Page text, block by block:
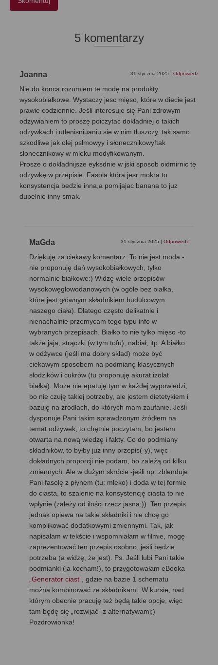
5 komentarzy
Joanna 31 stycznia 2025 | Odpowiedz
Nie do konca rozumiem te modę na produkty
wysokobiałkowe. Wystaczy jesc mięso, które w diecie jest
prawie codziennie. Jeśli interesuje się Pani zdrowym
odzywianiem to proszę poiczytac dokladniej o takich
odżywkach i utlenisniuaniu sie w nim tłuszczy, tak samo
szkodliwe jak olej pslmowyy i słonecznikowy!tak
słonecznikowy w mleku modyfikowanym.
Prosze o dokladnijsze eyksdnie w jski sposob oidmirnic tę
odżywkę w przepisie. Fasola która jesr mokra to
konsystencja bedzie inna,a pomijajac banana to juz
dupelnie inny smak.
MaGda 31 stycznia 2025 | Odpowiedz
Dziękuję za ciekawy komentarz. To nie jest moda -
nie proponuję dań wysokobiałkowych, tylko
normalnie białkowe:) Widzę wiele przepisów
wysokowęglowodanowych (w ogóle bez białka,
które jest głównym składnikiem budulcowym
naszego ciała). Dlatego często delikatnie i
nienachalnie przemycam tego typu info w
wybranych przepisach. Białko to nie tylko mięso -to
także jaja, strączki (w tym tofu), nabiał, itp. A białko
w odżywce (jeśli ma dobry skład) może być
ciekawym sposobem na podmianę klasycznych
słodzików i cukrów (tu proponuję akurat izolat
białka). Może nie epatuję tym w każdej wypowiedzi,
bo nie czuję takiej potrzeby, ale jestem dietetykiem i
bazuję na źródłach, do których mam zaufanie. Jeśli
dysponuje Pani takim sprawdzonym źródłem na
temat odżywek, to chętnie poczytam, bo jestem
otwarta na nową wiedzę i fakty. Co do podmiany
składników, to byłby już inny przepis(-y), więc
dokładnych proporcji nie podam, bo zależą od kilku
zmiennych. Ale w dużym skrócie -jeśli np. zblenduje
Pani fasolę z płynem (tu: mleko) i doda w tej formie
do ciasta, to szalenie na konsystencję ciasta to nie
wpłynie (zależy od ilości rzecz jasna;)). Ten przepis
jednak opiewa na takie składniki i nie chcę go
komplikować dodatkowymi zmiennymi. Tak, jak
napisałam w tekście i wspomniałam w filmie, mogę
zaprezentować ten przepis osobno, jeśli będzie
potrzeba (a widzę, że jest). Ps. Jeśli lubi Pani takie
podmianki (ja kocham!), to przygotowałam eBooka
„Generator ciast” , gdzie na bazie 1 schematu
można kombinować ze składnikami. W kursie, nad
którym obecnie pracuję też będą takie opcje, więc
tam będę się „rozwijać” z alternatywami;)
Pozdrowionka!